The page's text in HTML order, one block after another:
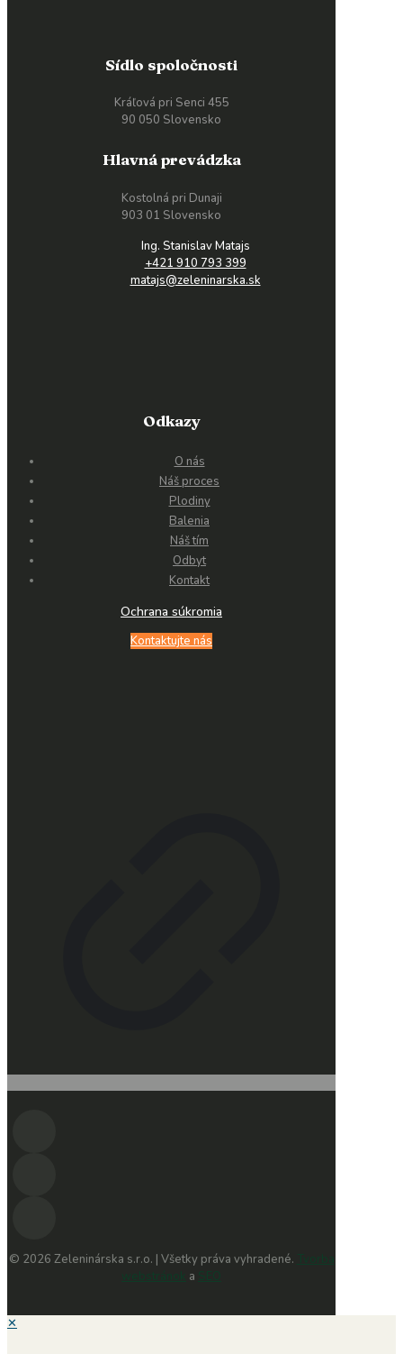
Sídlo spoločnosti
Kráľová pri Senci 455
90 050 Slovensko
Hlavná prevádzka
Kostolná pri Dunaji
903 01 Slovensko
Ing. Stanislav Matajs
+421 910 793 399
matajs@zeleninarska.sk
Odkazy
O nás
Náš proces
Plodiny
Balenia
Náš tím
Odbyt
Kontakt
Ochrana súkromia
Kontaktujte nás
© 2026 Zeleninárska s.r.o. | Všetky práva vyhradené.
Tvorba
webstránok a SEO
✕